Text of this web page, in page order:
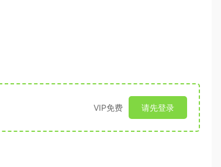
VIP免费 请先登录